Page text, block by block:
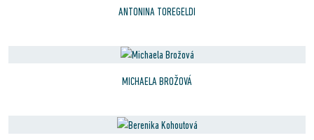
ANTONINA TOREGELDI
MICHAELA BROŽOVÁ